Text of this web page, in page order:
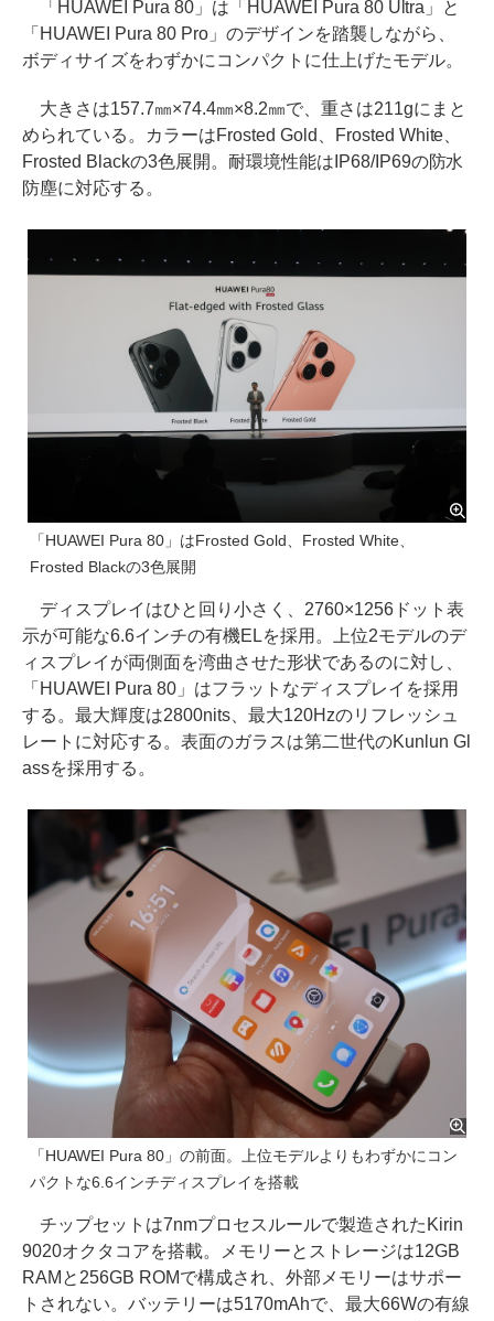
「HUAWEI Pura 80」は「HUAWEI Pura 80 Ultra」と
「HUAWEI Pura 80 Pro」のデザインを踏襲しながら、
ボディサイズをわずかにコンパクトに仕上げたモデル。
大きさは157.7㎜×74.4㎜×8.2㎜で、重さは211gにまと
められている。カラーはFrosted Gold、Frosted White、
Frosted Blackの3色展開。耐環境性能はIP68/IP69の防水
防塵に対応する。
「HUAWEI Pura 80」はFrosted Gold、Frosted White、
Frosted Blackの3色展開
ディスプレイはひと回り小さく、2760×1256ドット表
示が可能な6.6インチの有機ELを採用。上位2モデルのデ
ィスプレイが両側面を湾曲させた形状であるのに対し、
「HUAWEI Pura 80」はフラットなディスプレイを採用
する。最大輝度は2800nits、最大120Hzのリフレッシュ
レートに対応する。表面のガラスは第二世代のKunlun Gl
assを採用する。
「HUAWEI Pura 80」の前面。上位モデルよりもわずかにコン
パクトな6.6インチディスプレイを搭載
チップセットは7nmプロセスルールで製造されたKirin
9020オクタコアを搭載。メモリーとストレージは12GB
RAMと256GB ROMで構成され、外部メモリーはサポー
トされない。バッテリーは5170mAhで、最大66Wの有線